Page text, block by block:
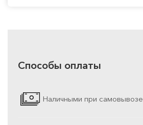
Способы оплаты
Наличными при самовывозе